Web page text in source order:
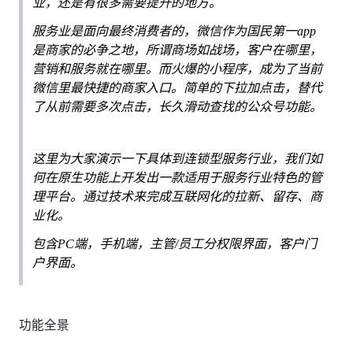
业，还是有很多需要提升的地方。
服务业是面向最终消费者的，微信作为国民第一app
是商家的必争之地，所谓商场如战场，客户在哪里，
营销和服务就在哪里。而火爆的小程序，成为了当前
微信里最快捷的商家入口。简单的下拉加点击，替代
了从前需要多次点击，长久滑动查找的公众号功能。
这里为大家演示一下具体到连锁型服务行业，我们如
何在原生功能上开发出一款适用于服务行业特色的管
理平台。通过技术来完成互联网化的拉新、留存、商
业化。
包含PC端，手机端，主管/员工分权限界面，客户门
户界面。
功能全景